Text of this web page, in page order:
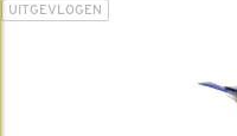
UITGEVLOGEN